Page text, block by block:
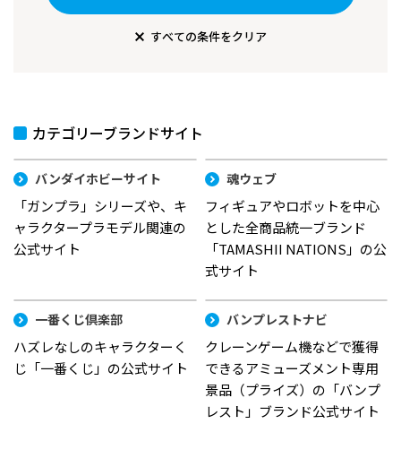
すべての条件をクリア
カテゴリーブランドサイト
バンダイホビーサイト
「ガンプラ」シリーズや、キ
ャラクタープラモデル関連の
公式サイト
魂ウェブ
フィギュアやロボットを中心
とした全商品統一ブランド
「TAMASHII NATIONS」の公
式サイト
一番くじ倶楽部
ハズレなしのキャラクターく
じ「一番くじ」の公式サイト
バンプレストナビ
クレーンゲーム機などで獲得
できるアミューズメント専用
景品（プライズ）の「バンプ
レスト」ブランド公式サイト